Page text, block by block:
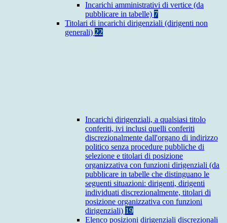
Incarichi amministrativi di vertice (da
pubblicare in tabelle) 7
Titolari di incarichi dirigenziali (dirigenti non
generali) 22
Incarichi dirigenziali, a qualsiasi titolo
conferiti, ivi inclusi quelli conferiti
discrezionalmente dall'organo di indirizzo
politico senza procedure pubbliche di
selezione e titolari di posizione
organizzativa con funzioni dirigenziali (da
pubblicare in tabelle che distinguano le
seguenti situazioni: dirigenti, dirigenti
individuati discrezionalmente, titolari di
posizione organizzativa con funzioni
dirigenziali) 19
Elenco posizioni dirigenziali discrezionali